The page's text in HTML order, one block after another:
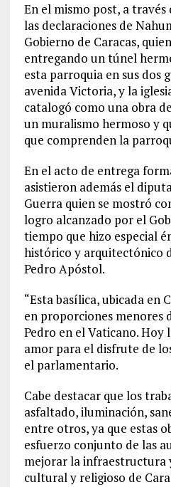
En el mismo post, a
las declaraciones de
Gobierno de Caracas,
entregando un túnel
esta parroquia en sus dos
avenida Victoria, y la
catalogó como una obra
un muralismo hermoso y
que comprenden la
En el acto de entrega
asistieron además el
Guerra quien se mostró
logro alcanzado por el
tiempo que hizo especial
histórico y arquitectónico
Pedro Apóstol.
“Esta basílica, ubicada en
en proporciones menores
Pedro en el Vaticano. Hoy
amor para el disfrute de
el parlamentario.
Cabe destacar que los
asfaltado, iluminación,
entre otros, ya que estas
esfuerzo conjunto de las
mejorar la infraestructura
cultural y religioso de